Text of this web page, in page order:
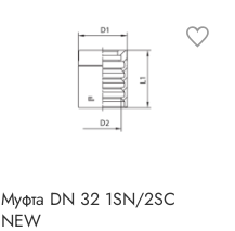
Муфта DN 32 1SN/2SC
NEW